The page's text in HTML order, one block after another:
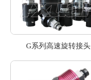
G系列高速旋转接头